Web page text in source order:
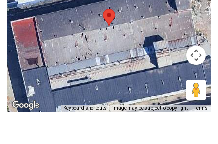
Keyboard shortcuts Image may be subject to copyright Terms